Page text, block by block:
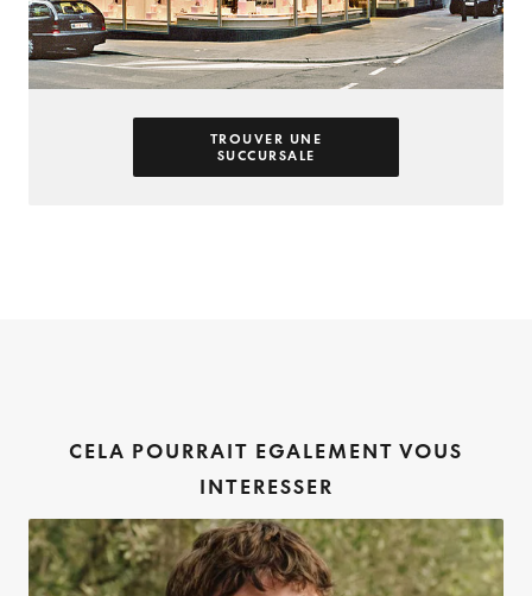
TROUVER UNE
SUCCURSALE
CELA POURRAIT EGALEMENT VOUS
INTERESSER